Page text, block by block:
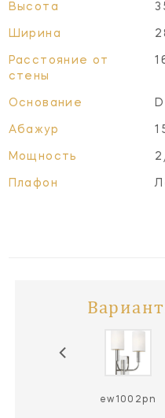
Высота
Ширина
Расстояние от
стены
Основание
Абажур
Мощность
Плафон
ew1002pn